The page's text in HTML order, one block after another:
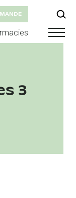
3